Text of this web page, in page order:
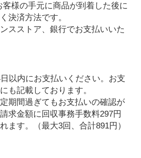
客様の手元に商品が到着した後に
決済方法です。
スストア、銀行でお支払いいた
以内にお支払いください。お支
も記載しております。
期間過ぎてもお支払いの確認が
求金額に回収事務手数料297円
ます。（最大3回、合計891円）